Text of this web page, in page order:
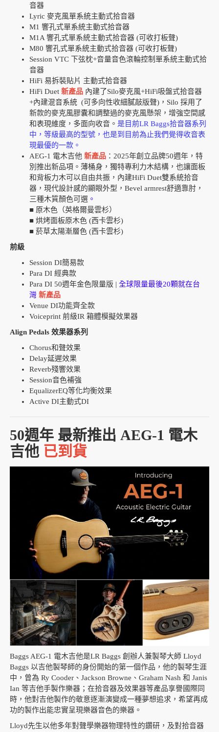
音器
Lyric 麥克風單系統主動式拾音器
M1 響孔式單系統主動式拾音器
M1A 響孔式單系統主動式拾音器 (可收打板聲)
M80 響孔式單系統主動式拾音器 (可收打板聲)
Session VTC 下弦枕+音量音色滾輪控制單系統主動式拾
音器
HiFi 易拆裝貼片 主動式拾音器
HiFi Duet 新產品 內建了Silo麥克風+HiFi吸盤式拾音器
+內建混音系統 (可多向性收細膩敲版聲)，Silo 採用了
新款的麥克風膠囊和調整過的麥克風懸架，增強空間感
和表現維度，多面向收音。 是目前LR Baggs拾音器系列
中，等級最高的型號，也是到目前為止我們覺得收音表
現最優的一款。
AEG-1 電木吉他 新產品 ：2025年創立品牌50週年，特
別推出新品項。薄桶身，獨特專利力木結構，也讓面板
和背板力木可以自由共振，內建HiFi Duet雙系統拾音
器，現代設計感的顯眼外型，Bevel armrest舒適靠肘，
三種木質顏色可選 。
■ 原木色（英格爾曼雲杉）
■ 烘烤面板原木色 (西卡雲杉)
■ 菸草太陽漸層色 (西卡雲杉)
前級
Session DI簡易款
Para DI 經典款
Para DI 50週年金色限量版 | 全球限量最後20顆就在台
灣 新產品
Venue DI功能齊全款
Voiceprint 前級IR 箱體模擬效果器
Align Pedals 效果器系列
Chorus和聲效果
Delay延遲效果
Reverb殘響效果
Session音色補強
EqualizerEQ等化均衡效果
Active DI主動式DI
50週年 最新推出 AEG-1 電木
吉他 已到貨
Baggs AEG-1 電木吉他是LR Baggs 創辦人兼製琴大師 Lloyd
Baggs 以吉他製琴師的身份開始的第一個作品，他的製琴生涯
中，曾為 Ry Cooder、Jackson Browne、Graham Nash 和 Janis
Ian 等吉他手製作樂器；在拾音器及效果器等產品享譽國際同
時，他對吉他製作的敬意逐漸演變成一種夢想追求，希望再成
功的製作出能忠實呈現樂器音色的樂器。
Lloyd先生以他多年對聲學樂器物理特性的鑽研，及對拾音器